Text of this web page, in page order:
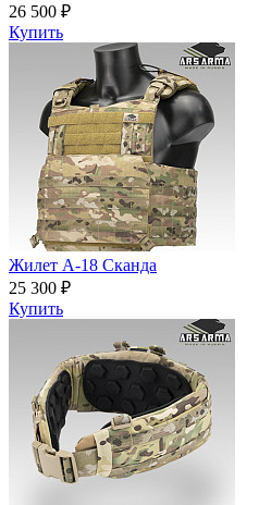
26 500 ₽
Купить
Жилет А-18 Сканда
25 300 ₽
Купить